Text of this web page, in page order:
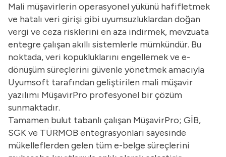
Mali müşavirlerin operasyonel yükünü hafifletmek
ve hatalı veri girişi gibi uyumsuzluklardan doğan
vergi ve ceza risklerini en aza indirmek, mevzuata
entegre çalışan akıllı sistemlerle mümkündür. Bu
noktada, veri kopukluklarını engellemek ve e-
dönüşüm süreçlerini güvenle yönetmek amacıyla
Uyumsoft tarafından geliştirilen mali müşavir
yazılımı MüşavirPro profesyonel bir çözüm
sunmaktadır.
Tamamen bulut tabanlı çalışan MüşavirPro; GİB,
SGK ve TÜRMOB entegrasyonları sayesinde
mükelleflerden gelen tüm e-belge süreçlerini